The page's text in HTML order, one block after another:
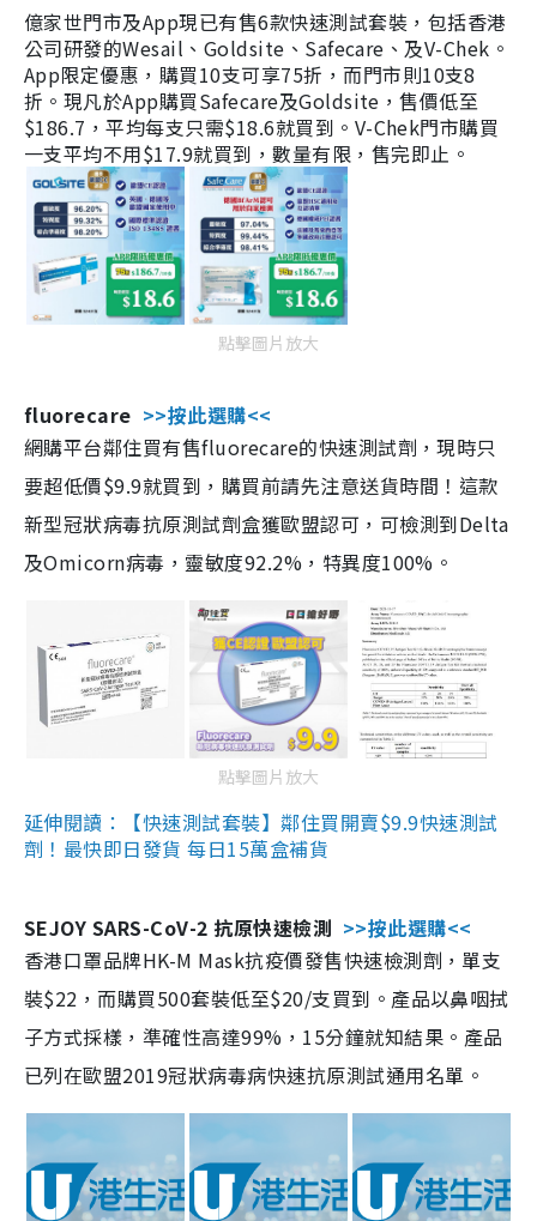
億家世門市及App現已有售6款快速測試套裝，包括香港
公司研發的Wesail、Goldsite、Safecare、及V-Chek。
App限定優惠，購買10支可享75折，而門市則10支8
折。現凡於App購買Safecare及Goldsite，售價低至
$186.7，平均每支只需$18.6就買到。V-Chek門市購買
一支平均不用$17.9就買到，數量有限，售完即止。
點擊圖片放大
fluorecare >>按此選購<<
網購平台鄰住買有售fluorecare的快速測試劑，現時只
要超低價$9.9就買到，購買前請先注意送貨時間！這款
新型冠狀病毒抗原測試劑盒獲歐盟認可，可檢測到Delta
及Omicorn病毒，靈敏度92.2%，特異度100%。
點擊圖片放大
延伸閱讀：【快速測試套裝】鄰住買開賣$9.9快速測試
劑！最快即日發貨 每日15萬盒補貨
SEJOY SARS-CoV-2 抗原快速檢測 >>按此選購<<
香港口罩品牌HK-M Mask抗疫價發售快速檢測劑，單支
裝$22，而購買500套裝低至$20/支買到。產品以鼻咽拭
子方式採樣，準確性高達99%，15分鐘就知結果。產品
已列在歐盟2019冠狀病毒病快速抗原測試通用名單。